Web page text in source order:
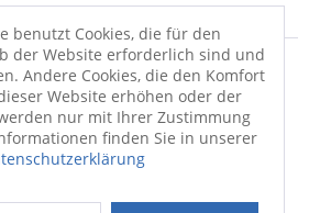
benutzt Cookies, die für den
der Website erforderlich sind und
Andere Cookies, die den Komfort
Website erhöhen oder der
nur mit Ihrer Zustimmung
finden Sie in unserer